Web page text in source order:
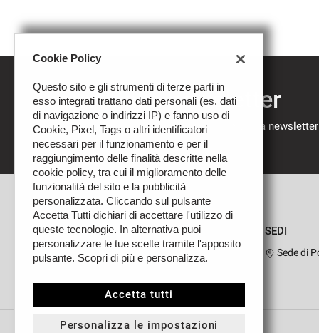
Iscriviti alla newsletter
Compila il modulo sottostante per iscriverti alla
nostre novità.
SEDI
Sede di
Cookie Policy
Questo sito e gli strumenti di terze parti in
esso integrati trattano dati personali (es. dati
di navigazione o indirizzi IP) e fanno uso di
Cookie, Pixel, Tags o altri identificatori
necessari per il funzionamento e per il
raggiungimento delle finalità descritte nella
cookie policy, tra cui il miglioramento delle
funzionalità del sito e la pubblicità
personalizzata. Cliccando sul pulsante
Accetta Tutti dichiari di accettare l'utilizzo di
queste tecnologie. In alternativa puoi
personalizzare le tue scelte tramite l'apposito
pulsante. Scopri di più e personalizza.
Accetta tutti
Personalizza le impostazioni
Leggi
cookie